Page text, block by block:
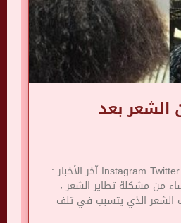
بعد
Instagram Twitter Snapchat Youtube آخر الأخبار :
من مشكلة تطاير الشعر ،
الشعر الذي يتسبب في تلف